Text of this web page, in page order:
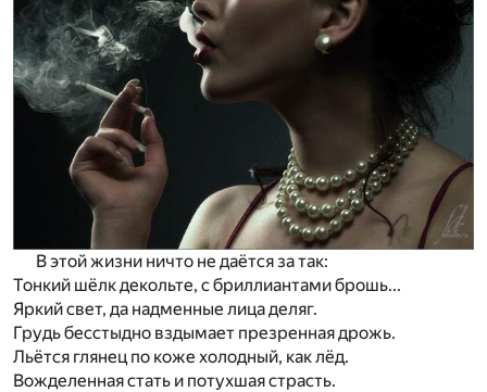
В этой жизни ничто не даётся за так:
Тонкий шёлк декольте, с бриллиантами брошь...
Яркий свет, да надменные лица деляг.
Грудь бесстыдно вздымает презренная дрожь.
Льётся глянец по коже холодный, как лёд.
Вожделенная стать и потухшая страсть.